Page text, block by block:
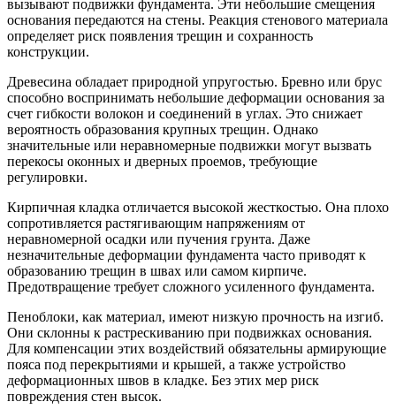
вызывают подвижки фундамента. Эти небольшие смещения
основания передаются на стены. Реакция стенового материала
определяет риск появления трещин и сохранность
конструкции.
Древесина обладает природной упругостью. Бревно или брус
способно воспринимать небольшие деформации основания за
счет гибкости волокон и соединений в углах. Это снижает
вероятность образования крупных трещин. Однако
значительные или неравномерные подвижки могут вызвать
перекосы оконных и дверных проемов, требующие
регулировки.
Кирпичная кладка отличается высокой жесткостью. Она плохо
сопротивляется растягивающим напряжениям от
неравномерной осадки или пучения грунта. Даже
незначительные деформации фундамента часто приводят к
образованию трещин в швах или самом кирпиче.
Предотвращение требует сложного усиленного фундамента.
Пеноблоки, как материал, имеют низкую прочность на изгиб.
Они склонны к растрескиванию при подвижках основания.
Для компенсации этих воздействий обязательны армирующие
пояса под перекрытиями и крышей, а также устройство
деформационных швов в кладке. Без этих мер риск
повреждения стен высок.